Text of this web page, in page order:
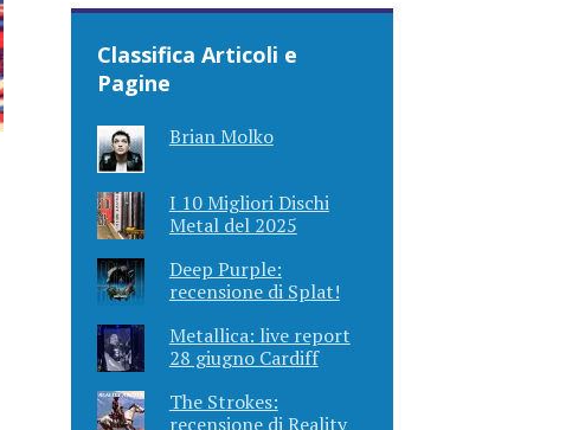
Classifica Articoli e
Pagine
Brian Molko
I 10 Migliori Dischi
Metal del 2025
Deep Purple:
recensione di Splat!
Metallica: live report
28 giugno Cardiff
The Strokes:
recensione di Reality